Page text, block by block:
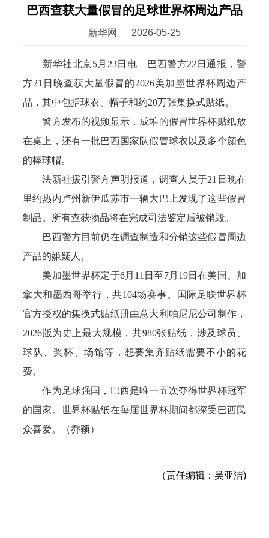
巴西查获大量假冒的足球世界杯周边产品
新华网 2026-05-25
新华社北京5月23日电 巴西警方22日通报，警
方21日晚查获大量假冒的2026美加墨世界杯周边产
品，其中包括球衣、帽子和约20万张集换式贴纸。
警方发布的视频显示，成堆的假冒世界杯贴纸放
在桌上，还有一批巴西国家队假冒球衣以及多个颜色
的棒球帽。
法新社援引警方声明报道，调查人员于21日晚在
里约热内卢州新伊瓜苏市一辆大巴上发现了这些假冒
制品。所有查获物品将在完成司法鉴定后被销毁。
巴西警方目前仍在调查制造和分销这些假冒周边
产品的嫌疑人。
美加墨世界杯定于6月11日至7月19日在美国、加
拿大和墨西哥举行，共104场赛事。国际足联世界杯
官方授权的集换式贴纸册由意大利帕尼尼公司制作，
2026版为史上最大规模，共980张贴纸，涉及球员、
球队、奖杯、场馆等，想要集齐贴纸需要不小的花
费。
作为足球强国，巴西是唯一五次夺得世界杯冠军
的国家。世界杯贴纸在每届世界杯期间都深受巴西民
众喜爱。（乔颖）
（责任编辑：吴亚洁)